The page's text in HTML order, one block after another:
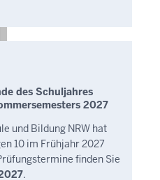
des Schuljahres
2027
und Bildung NRW hat
10 im Frühjahr 2027
finden Sie
.